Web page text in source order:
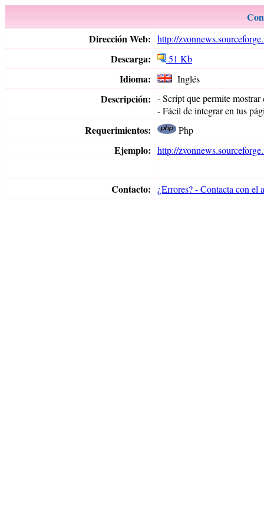
Dirección Web: http://
Descarga: 51 Kb
Idioma: Inglés
Descripción: - Script que permite
- Fácil de integrar en tus
Requerimientos: Php
Ejemplo: http://
Contacto: ¿Errores? - Contacta con el